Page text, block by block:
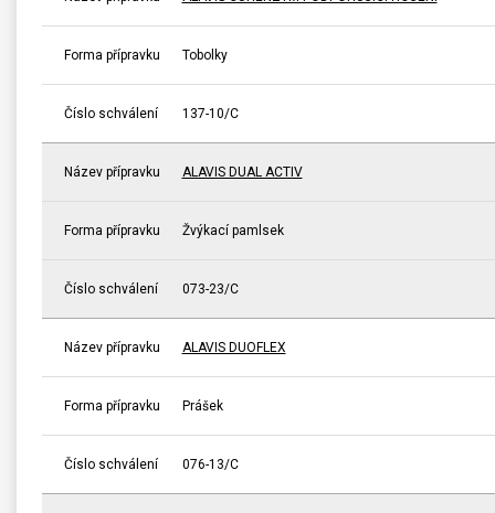
Forma přípravku Tobolky
Číslo schválení 137-10/C
Název přípravku ALAVIS DUAL ACTIV
Forma přípravku Žvýkací pamlsek
Číslo schválení 073-23/C
Název přípravku ALAVIS DUOFLEX
Forma přípravku Prášek
Číslo schválení 076-13/C